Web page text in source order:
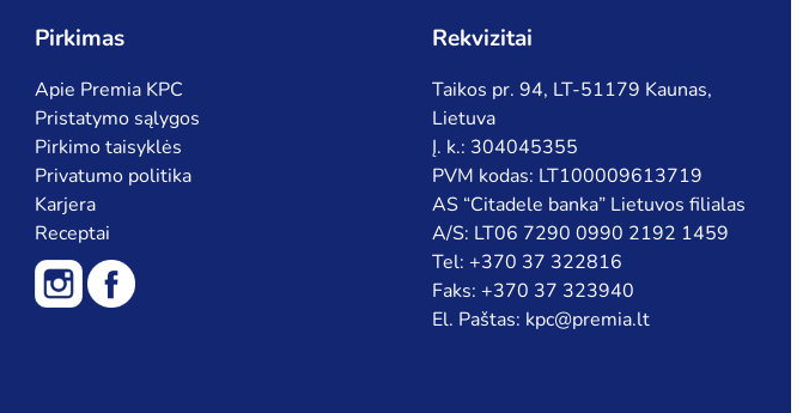
Pirkimas
Apie Premia KPC
Pristatymo sąlygos
Pirkimo taisyklės
Privatumo politika
Karjera
Receptai
Rekvizitai
Taikos pr. 94, LT-51179 Kaunas,
Lietuva
Į. k.: 304045355
PVM kodas: LT100009613719
AS “Citadele banka” Lietuvos filialas
A/S: LT06 7290 0990 2192 1459
Tel: +370 37 322816
Faks: +370 37 323940
El. Paštas: kpc@premia.lt